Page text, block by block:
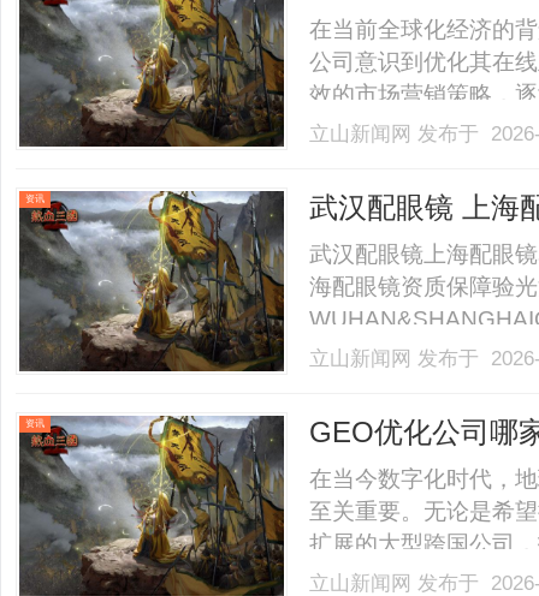
在当前全球化经济的
公司意识到优化其在
效的市场营销策略，
要手段。然而，在众
何选择合适的GEO优
立山新闻网 发布于
资讯 武汉配眼镜 上海
武汉配眼镜上海配眼
海配眼镜资质保障验
业验光配镜的写字楼
40%-60%优惠，兼顾
立山新闻网 发布于
资讯 GEO优化公司哪
在当今数字化时代，
至关重要。无论是希
扩展的大型跨国公司
文将为您详细介绍
立山新闻网 发布于